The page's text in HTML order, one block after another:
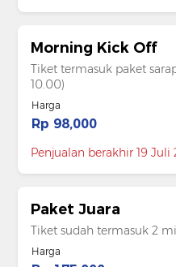
Morning Kick Off
Tiket termasuk paket
10.00)
Harga
Rp 98,000
Penjualan berakhir 19
Paket Juara
Tiket sudah termasuk 2
Harga